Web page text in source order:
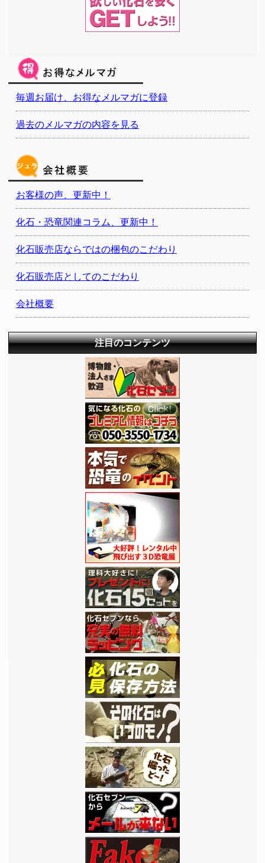
毎週お届け、お得なメルマガに登録
過去のメルマガの内容を見る
お客様の声、更新中！
化石・恐竜関連コラム、更新中！
化石販売店ならではの梱包のこだわり
化石販売店としてのこだわり
会社概要
注目のコンテンツ